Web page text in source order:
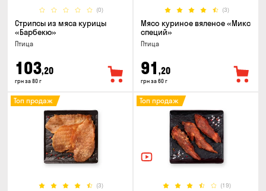
(0)
Стрипсы из мяса курицы
«Барбекю»
Птица
103,20
грн за 80 г
(3)
Мясо куриное вяленое «Микс
специй»
Птица
91 ,20
грн за 60 г
(3)
Топ продаж
(19)
Топ продаж